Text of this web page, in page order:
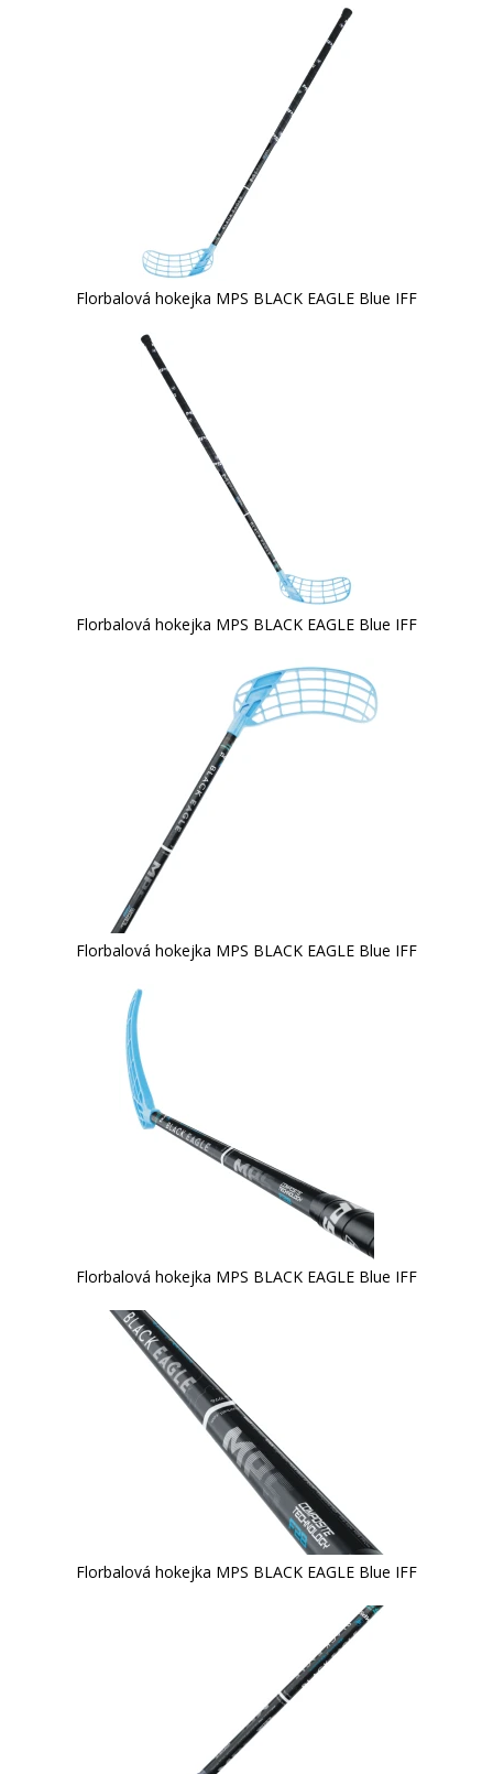
Florbalová hokejka MPS BLACK EAGLE Blue IFF
Florbalová hokejka MPS BLACK EAGLE Blue IFF
Florbalová hokejka MPS BLACK EAGLE Blue IFF
Florbalová hokejka MPS BLACK EAGLE Blue IFF
Florbalová hokejka MPS BLACK EAGLE Blue IFF